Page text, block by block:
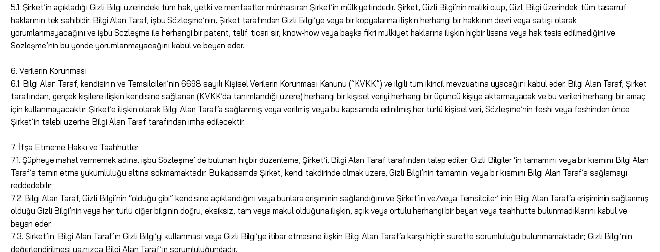
5.1. Şirket’in açıkladığı Gizli Bilgi üzerindeki tüm hak, yetki ve menfaatler münhasıran Şirket’in mülkiyetindedir. Şirket, Gizli Bilgi’nin maliki olup, Gizli Bilgi üzerindeki tüm tasarruf
haklarının tek sahibidir. Bilgi Alan Taraf, işbu Sözleşme’nin, Şirket tarafından Gizli Bilgi’ye veya bir kopyalarına ilişkin herhangi bir hakkının devri veya satışı olarak
yorumlanmayacağını ve işbu Sözleşme ile herhangi bir patent, telif, ticari sır, know-how veya başka fikri mülkiyet haklarına ilişkin hiçbir lisans veya hak tesis edilmediğini ve
Sözleşme’nin bu yönde yorumlanmayacağını kabul ve beyan eder.
6. Verilerin Korunması
6.1. Bilgi Alan Taraf, kendisinin ve Temsilcileri’nin 6698 sayılı Kişisel Verilerin Korunması Kanunu (“KVKK”) ve ilgili tüm ikincil mevzuatına uyacağını kabul eder. Bilgi Alan Taraf, Şirket
tarafından, gerçek kişilere ilişkin kendisine sağlanan (KVKK’da tanımlandığı üzere) herhangi bir kişisel veriyi herhangi bir üçüncü kişiye aktarmayacak ve bu verileri herhangi bir amaç
için kullanmayacaktır. Şirket’e ilişkin olarak Bilgi Alan Taraf’a sağlanmış veya verilmiş veya bu kapsamda edinilmiş her türlü kişisel veri, Sözleşme’nin feshi veya feshinden önce
Şirket’in talebi üzerine Bilgi Alan Taraf tarafından imha edilecektir.
7. İfşa Etmeme Hakkı ve Taahhütler
7.1. Şüpheye mahal vermemek adına, işbu Sözleşme’ de bulunan hiçbir düzenleme, Şirket’i, Bilgi Alan Taraf tarafından talep edilen Gizli Bilgiler ‘in tamamını veya bir kısmını Bilgi Alan
Taraf’a temin etme yükümlülüğü altına sokmamaktadır. Bu kapsamda Şirket, kendi takdirinde olmak üzere, Gizli Bilgi’nin tamamını veya bir kısmını Bilgi Alan Taraf’a sağlamayı
reddedebilir.
7.2. Bilgi Alan Taraf, Gizli Bilgi’nin “olduğu gibi” kendisine açıklandığını veya bunlara erişiminin sağlandığını ve Şirket’in ve/veya Temsilciler’ inin Bilgi Alan Taraf’a erişiminin sağlanmış
olduğu Gizli Bilgi’nin veya her türlü diğer bilginin doğru, eksiksiz, tam veya makul olduğuna ilişkin, açık veya örtülü herhangi bir beyan veya taahhütte bulunmadıklarını kabul ve
beyan eder.
7.3. Şirket’in, Bilgi Alan Taraf’ın Gizli Bilgi’yi kullanması veya Gizli Bilgi’ye itibar etmesine ilişkin Bilgi Alan Taraf’a karşı hiçbir surette sorumluluğu bulunmamaktadır; Gizli Bilgi’nin
değerlendirilmesi yalnızca Bilgi Alan Taraf’ın sorumluluğundadır.